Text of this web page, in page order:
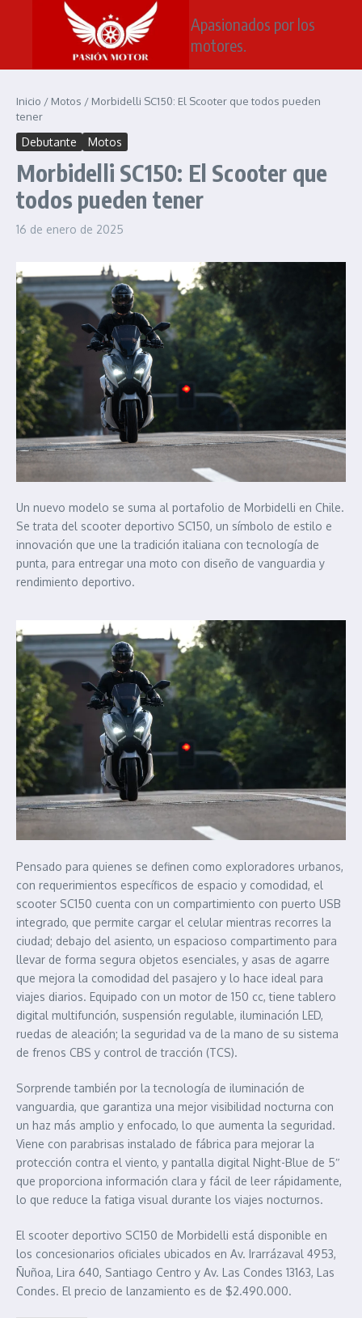
Saltar al contenido
Apasionados por los
motores.
Inicio / Motos / Morbidelli SC150: El Scooter que todos pueden
tener
Debutante Motos
Morbidelli SC150: El Scooter que
todos pueden tener
16 de enero de 2025
Un nuevo modelo se suma al portafolio de Morbidelli en Chile.
Se trata del scooter deportivo SC150, un símbolo de estilo e
innovación que une la tradición italiana con tecnología de
punta, para entregar una moto con diseño de vanguardia y
rendimiento deportivo.
Pensado para quienes se definen como exploradores urbanos,
con requerimientos específicos de espacio y comodidad, el
scooter SC150 cuenta con un compartimiento con puerto USB
integrado, que permite cargar el celular mientras recorres la
ciudad; debajo del asiento, un espacioso compartimento para
llevar de forma segura objetos esenciales, y asas de agarre
que mejora la comodidad del pasajero y lo hace ideal para
viajes diarios. Equipado con un motor de 150 cc, tiene tablero
digital multifunción, suspensión regulable, iluminación LED,
ruedas de aleación; la seguridad va de la mano de su sistema
de frenos CBS y control de tracción (TCS).
Sorprende también por la tecnología de iluminación de
vanguardia, que garantiza una mejor visibilidad nocturna con
un haz más amplio y enfocado, lo que aumenta la seguridad.
Viene con parabrisas instalado de fábrica para mejorar la
protección contra el viento, y pantalla digital Night-Blue de 5″
que proporciona información clara y fácil de leer rápidamente,
lo que reduce la fatiga visual durante los viajes nocturnos.
El scooter deportivo SC150 de Morbidelli está disponible en
los concesionarios oficiales ubicados en Av. Irarrázaval 4953,
Ñuñoa, Lira 640, Santiago Centro y Av. Las Condes 13163, Las
Condes. El precio de lanzamiento es de $2.490.000.